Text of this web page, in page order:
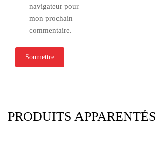
navigateur pour
mon prochain
commentaire.
PRODUITS APPARENTÉS